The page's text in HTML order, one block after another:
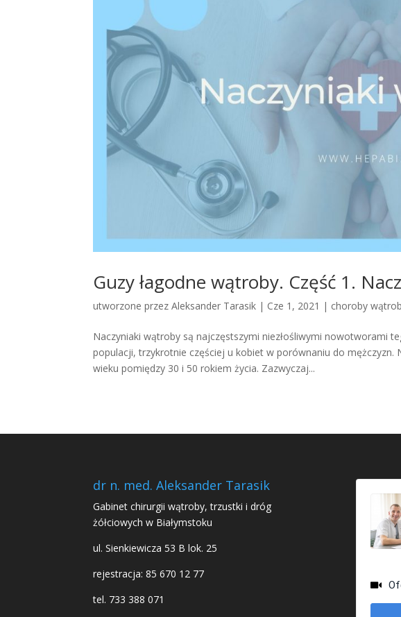
Guzy łagodne wątroby. Część 1.
utworzone przezAleksander Tarasik | Cze 1, 2021 | choroby
Naczyniaki wątroby są najczęstszymi niezłośliwymi nowotworami
populacji, trzykrotnie częściej u kobiet w porównaniu do
wieku pomiędzy 30 i 50 rokiem życia. Zazwyczaj...
dr n. med. Aleksander Tarasik
Gabinet chirurgii wątroby, trzustki i dróg
żółciowych w Białymstoku
ul. Sienkiewicza 53 B lok. 25
rejestracja: 85 670 12 77
tel. 733 388 071